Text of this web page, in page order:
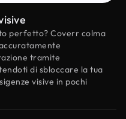
perfetto? Coverr colma
tramite
di sbloccare la tua
visive in pochi